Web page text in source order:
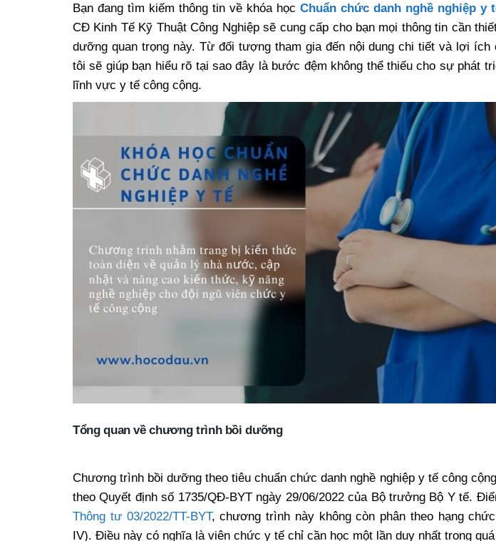
Bạn đang tìm kiếm thông tin về khóa học Chuẩn chức danh nghề nghiệp y
CĐ Kinh Tế Kỹ Thuật Công Nghiệp sẽ cung cấp cho bạn mọi thông tin cần
dưỡng quan trọng này. Từ đối tượng tham gia đến nội dung chi tiết và lợi ích
tôi sẽ giúp bạn hiểu rõ tại sao đây là bước đệm không thể thiếu cho sự phát
lĩnh vực y tế công cộng.
Tổng quan về chương trình bồi dưỡng
Chương trình bồi dưỡng theo tiêu chuẩn chức danh nghề nghiệp y tế công
theo Quyết định số 1735/QĐ-BYT ngày 29/06/2022 của Bộ trưởng Bộ Y tế.
Thông tư 03/2022/TT-BYT, chương trình này không còn phân theo hạng
IV). Điều này có nghĩa là viên chức y tế chỉ cần học một lần duy nhất trong